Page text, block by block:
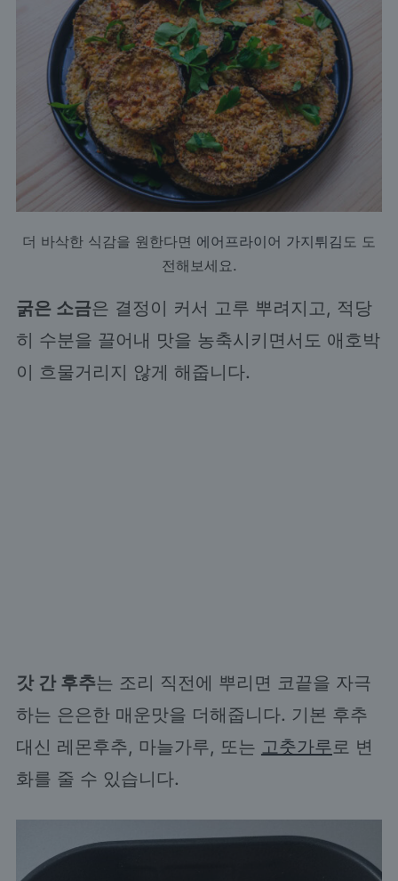
더 바삭한 식감을 원한다면 에어프라이어 가지튀김도 도
전해보세요.
굵은 소금은 결정이 커서 고루 뿌려지고, 적당
히 수분을 끌어내 맛을 농축시키면서도 애호박
이 흐물거리지 않게 해줍니다.
갓 간 후추는 조리 직전에 뿌리면 코끝을 자극
하는 은은한 매운맛을 더해줍니다. 기본 후추
대신 레몬후추, 마늘가루, 또는 고춧가루로 변
화를 줄 수 있습니다.